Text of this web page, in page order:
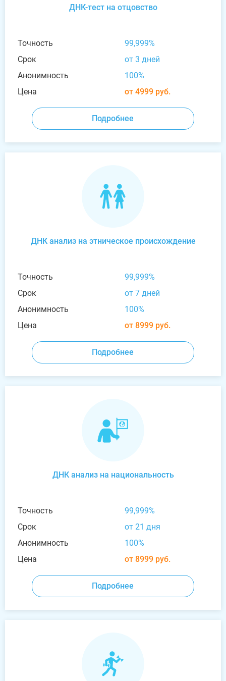
ДНК-тест на отцовство
Точность
99,999%
Срок
от 3 дней
Анонимность
100%
Цена
от 4999 руб.
Подробнее
ДНК анализ на этническое происхождение
Точность
99,999%
Срок
от 7 дней
Анонимность
100%
Цена
от 8999 руб.
Подробнее
ДНК анализ на национальность
Точность
99,999%
Срок
от 21 дня
Анонимность
100%
Цена
от 8999 руб.
Подробнее